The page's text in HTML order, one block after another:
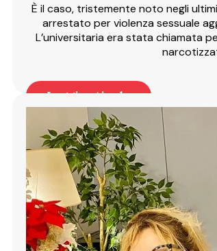
È il caso, tristemente noto negli
arrestato per violenza sessuale
L’universitaria era stata chiamata
Leggi articolo